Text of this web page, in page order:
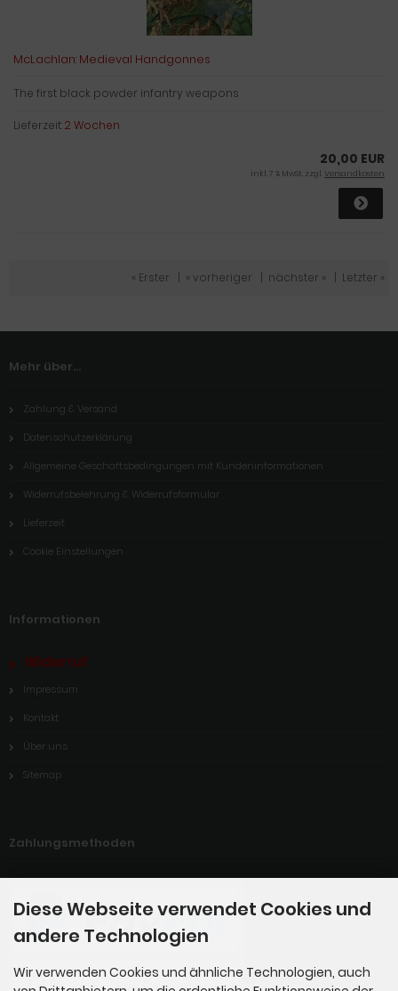
McLachlan: Medieval Handgonnes
The first black powder infantry weapons
Lieferzeit:2 Wochen
20,00 EUR
inkl. 7 % MwSt. zzgl.Versandkosten
« Erster « vorheriger nächster » Letzter »
Mehr über...
Zahlung & Versand
Datenschutzerklärung
Allgemeine Geschäftsbedingungen mit Kundeninformationen
Widerrufsbelehrung & Widerrufsformular
Lieferzeit
Cookie Einstellungen
Informationen
Widerruf
Impressum
Kontakt
Über uns
Sitemap
Zahlungsmethoden
Diese Webseite verwendet Cookies und
andere Technologien
Wir verwenden Cookies und ähnliche Technologien, auch